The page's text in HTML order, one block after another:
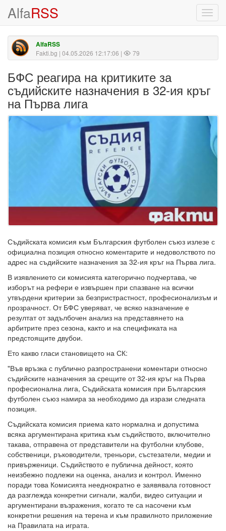
AlfaRSS
AlfaRSS
Fakti.bg | 04.05.2026 12:17:06 | 79
БФС реагира на критиките за
съдийските назначения в 32-ия кръг
на Първа лига
Съдийската комисия към Българския футболен съюз излезе с
официална позиция относно коментарите и недоволството по
адрес на съдийските назначения за 32-ия кръг на Първа лига.
В изявлението си комисията категорично подчертава, че
изборът на рефери е извършен при спазване на всички
утвърдени критерии за безпристрастност, професионализъм и
прозрачност. От БФС уверяват, че всяко назначение е
резултат от задълбочен анализ на представянето на
арбитрите през сезона, както и на спецификата на
предстоящите двубои.
Ето какво гласи становището на СК:
"Във връзка с публично разпространени коментари относно
съдийските назначения за срещите от 32-ия кръг на Първа
професионална лига, Съдийската комисия при Българския
футболен съюз намира за необходимо да изрази следната
позиция.
Съдийската комисия приема като нормална и допустима
всяка аргументирана критика към съдийството, включително
такава, отправена от представители на футболни клубове,
собственици, ръководители, треньори, състезатели, медии и
привърженици. Съдийството е публична дейност, която
неизбежно подлежи на оценка, анализ и контрол. Именно
поради това Комисията нееднократно е заявявала готовност
да разглежда конкретни сигнали, жалби, видео ситуации и
аргументирани възражения, когато те са насочени към
конкретни решения на терена и към правилното приложение
на Правилата на играта.